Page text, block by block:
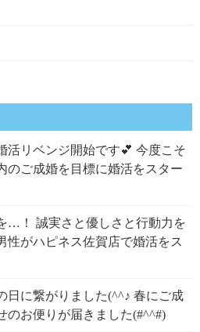
活リベンジ開始です💕 今度こそ
のご成婚を目標に婚活をスター
…！ 誠実さと優しさと行動力を
性がハピネス佐賀店で婚活をス
日に繋がりました(^^♪ 春にご成
のお便りが届きました(#^^#)